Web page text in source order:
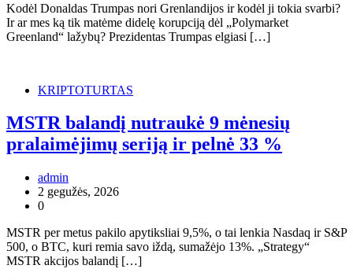
Kodėl Donaldas Trumpas nori Grenlandijos ir kodėl ji tokia svarbi?
Ir ar mes ką tik matėme didelę korupciją dėl „Polymarket
Greenland“ lažybų? Prezidentas Trumpas elgiasi […]
KRIPTOTURTAS
MSTR balandį nutraukė 9 mėnesių
pralaimėjimų seriją ir pelnė 33 %
admin
2 gegužės, 2026
0
MSTR per metus pakilo apytiksliai 9,5%, o tai lenkia Nasdaq ir S&P
500, o BTC, kuri remia savo iždą, sumažėjo 13%. „Strategy“
MSTR akcijos balandį […]